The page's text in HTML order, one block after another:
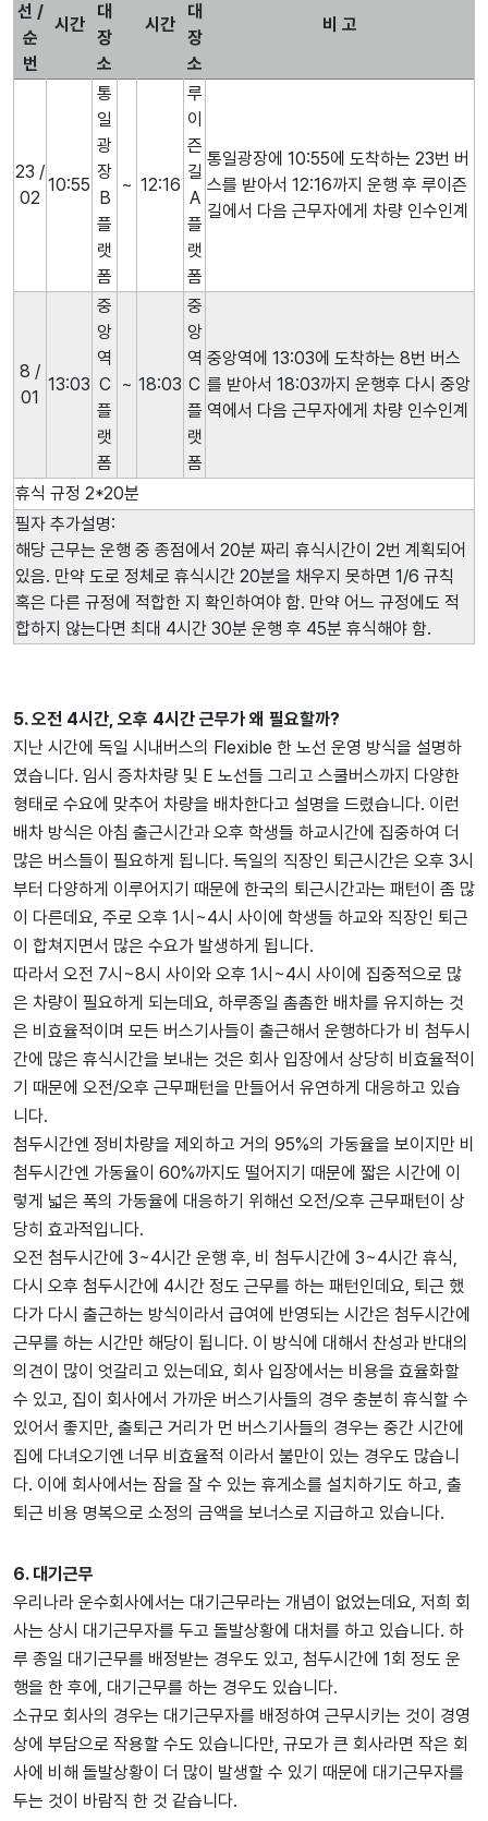
선 /
순
번
시간
대
장
소
시간
대
장
소
비 고
23 /
02
10:55
통
일
광
장
B
플
랫
폼
~ 12:16
루
이
즌
길
A
플
랫
폼
통일광장에 10:55에 도착하는 23번 버
스를 받아서 12:16까지 운행 후 루이즌
길에서 다음 근무자에게 차량 인수인계
8 /
01
13:03
중
앙
역
C
플
랫
폼
~ 18:03
중
앙
역
C
플
랫
폼
중앙역에 13:03에 도착하는 8번 버스
를 받아서 18:03까지 운행후 다시 중앙
역에서 다음 근무자에게 차량 인수인계
휴식 규정 2*20분
필자 추가설명:
해당 근무는 운행 중 종점에서 20분 짜리 휴식시간이 2번 계획되어
있음. 만약 도로 정체로 휴식시간 20분을 채우지 못하면 1/6 규칙
혹은 다른 규정에 적합한 지 확인하여야 함. 만약 어느 규정에도 적
합하지 않는다면 최대 4시간 30분 운행 후 45분 휴식해야 함.
5. 오전 4시간, 오후 4시간 근무가 왜 필요할까?
지난 시간에 독일 시내버스의 Flexible 한 노선 운영 방식을 설명하
였습니다. 임시 증차차량 및 E 노선들 그리고 스쿨버스까지 다양한
형태로 수요에 맞추어 차량을 배차한다고 설명을 드렸습니다. 이런
배차 방식은 아침 출근시간과 오후 학생들 하교시간에 집중하여 더
많은 버스들이 필요하게 됩니다. 독일의 직장인 퇴근시간은 오후 3시
부터 다양하게 이루어지기 때문에 한국의 퇴근시간과는 패턴이 좀 많
이 다른데요, 주로 오후 1시~4시 사이에 학생들 하교와 직장인 퇴근
이 합쳐지면서 많은 수요가 발생하게 됩니다.
따라서 오전 7시~8시 사이와 오후 1시~4시 사이에 집중적으로 많
은 차량이 필요하게 되는데요, 하루종일 촘촘한 배차를 유지하는 것
은 비효율적이며 모든 버스기사들이 출근해서 운행하다가 비 첨두시
간에 많은 휴식시간을 보내는 것은 회사 입장에서 상당히 비효율적이
기 때문에 오전/오후 근무패턴을 만들어서 유연하게 대응하고 있습
니다.
첨두시간엔 정비차량을 제외하고 거의 95%의 가동율을 보이지만 비
첨두시간엔 가동율이 60%까지도 떨어지기 때문에 짧은 시간에 이
렇게 넓은 폭의 가동율에 대응하기 위해선 오전/오후 근무패턴이 상
당히 효과적입니다.
오전 첨두시간에 3~4시간 운행 후, 비 첨두시간에 3~4시간 휴식,
다시 오후 첨두시간에 4시간 정도 근무를 하는 패턴인데요, 퇴근 했
다가 다시 출근하는 방식이라서 급여에 반영되는 시간은 첨두시간에
근무를 하는 시간만 해당이 됩니다. 이 방식에 대해서 찬성과 반대의
의견이 많이 엇갈리고 있는데요, 회사 입장에서는 비용을 효율화할
수 있고, 집이 회사에서 가까운 버스기사들의 경우 충분히 휴식할 수
있어서 좋지만, 출퇴근 거리가 먼 버스기사들의 경우는 중간 시간에
집에 다녀오기엔 너무 비효율적 이라서 불만이 있는 경우도 많습니
다. 이에 회사에서는 잠을 잘 수 있는 휴게소를 설치하기도 하고, 출
퇴근 비용 명복으로 소정의 금액을 보너스로 지급하고 있습니다.
6. 대기근무
우리나라 운수회사에서는 대기근무라는 개념이 없었는데요, 저희 회
사는 상시 대기근무자를 두고 돌발상황에 대처를 하고 있습니다. 하
루 종일 대기근무를 배정받는 경우도 있고, 첨두시간에 1회 정도 운
행을 한 후에, 대기근무를 하는 경우도 있습니다.
소규모 회사의 경우는 대기근무자를 배정하여 근무시키는 것이 경영
상에 부담으로 작용할 수도 있습니다만, 규모가 큰 회사라면 작은 회
사에 비해 돌발상황이 더 많이 발생할 수 있기 때문에 대기근무자를
두는 것이 바람직 한 것 같습니다.